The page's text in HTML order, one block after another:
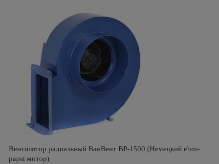
Вентилятор радиальный ВанВент BP-1500 (Немецкий ebm-
papst мотор)